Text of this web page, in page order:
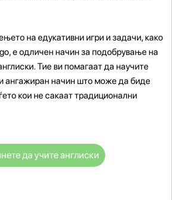
на едукативни игри и задачи, како
е одличен начин за подобрување на
Тие ви помагаат да научите
и ангажиран начин што може да биде
кои не сакаат традиционални
да учите англиски